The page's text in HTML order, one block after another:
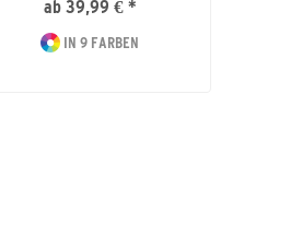
ab 39,99 € *
IN 9 FARBEN